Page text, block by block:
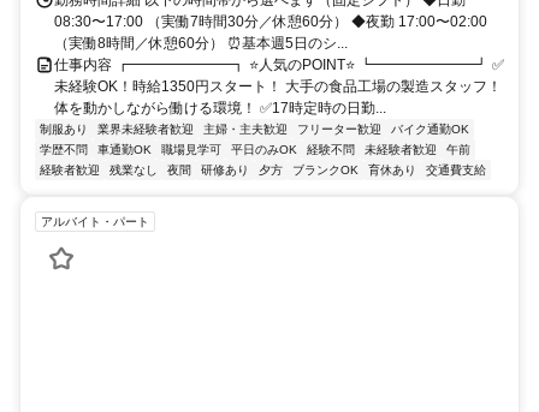
08:30〜17:00 （実働7時間30分／休憩60分） ◆夜勤 17:00〜02:00
（実働8時間／休憩60分） ⏰基本週5日のシ...
仕事内容 ┏━━━━━━━┓ ⭐人気のPOINT⭐ ┗━━━━━━━┛ ✅
未経験OK！時給1350円スタート！ 大手の食品工場の製造スタッフ！
体を動かしながら働ける環境！ ✅17時定時の日勤...
制服あり 業界未経験者歓迎 主婦・主夫歓迎 フリーター歓迎
バイク通勤OK
学歴不問
車通勤OK 職場見学可 平日のみOK 経験不問 未経験者歓迎
午前
経験者歓迎
残業なし 夜間 研修あり 夕方 ブランクOK 育休あり 交通費支給
アルバイト・パート